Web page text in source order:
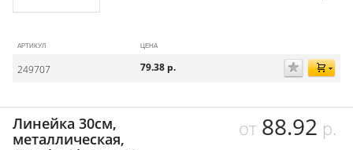
АРТИКУЛ ЦЕНА
249707 79.38 р.
Линейка 30см,
металлическая,
от 88.92 р.